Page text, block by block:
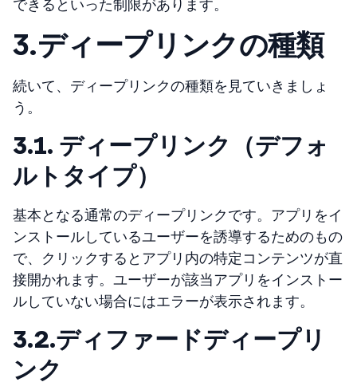
できるといった制限があります。
3.ディープリンクの種類
続いて、ディープリンクの種類を見ていきましょ
う。
3.1. ディープリンク（デフォ
ルトタイプ）
基本となる通常のディープリンクです。アプリをイ
ンストールしているユーザーを誘導するためのもの
で、クリックするとアプリ内の特定コンテンツが直
接開かれます。ユーザーが該当アプリをインストー
ルしていない場合にはエラーが表示されます。
3.2.ディファードディープリ
ンク